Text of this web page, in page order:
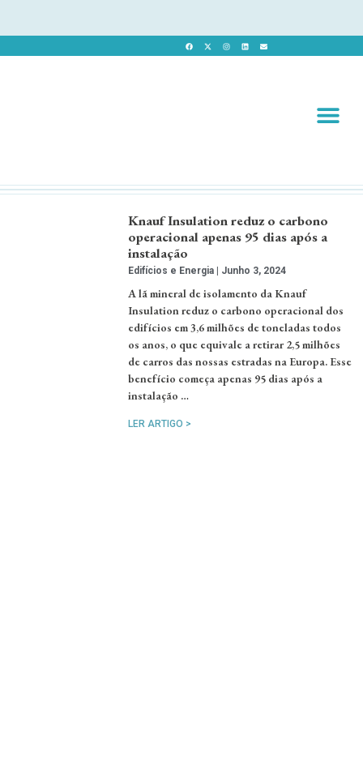
Knauf Insulation reduz o carbono
operacional apenas 95 dias após a
instalação
Edifícios e Energia Junho 3, 2024
A lã mineral de isolamento da Knauf
Insulation reduz o carbono operacional dos
edifícios em 3,6 milhões de toneladas todos
os anos, o que equivale a retirar 2,5 milhões
de carros das nossas estradas na Europa. Esse
benefício começa apenas 95 dias após a
instalação …
LER ARTIGO >